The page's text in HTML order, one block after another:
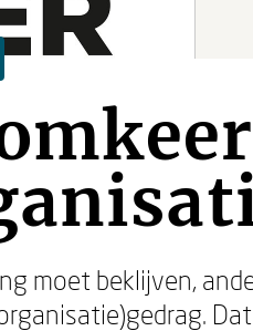
moet beklijven,